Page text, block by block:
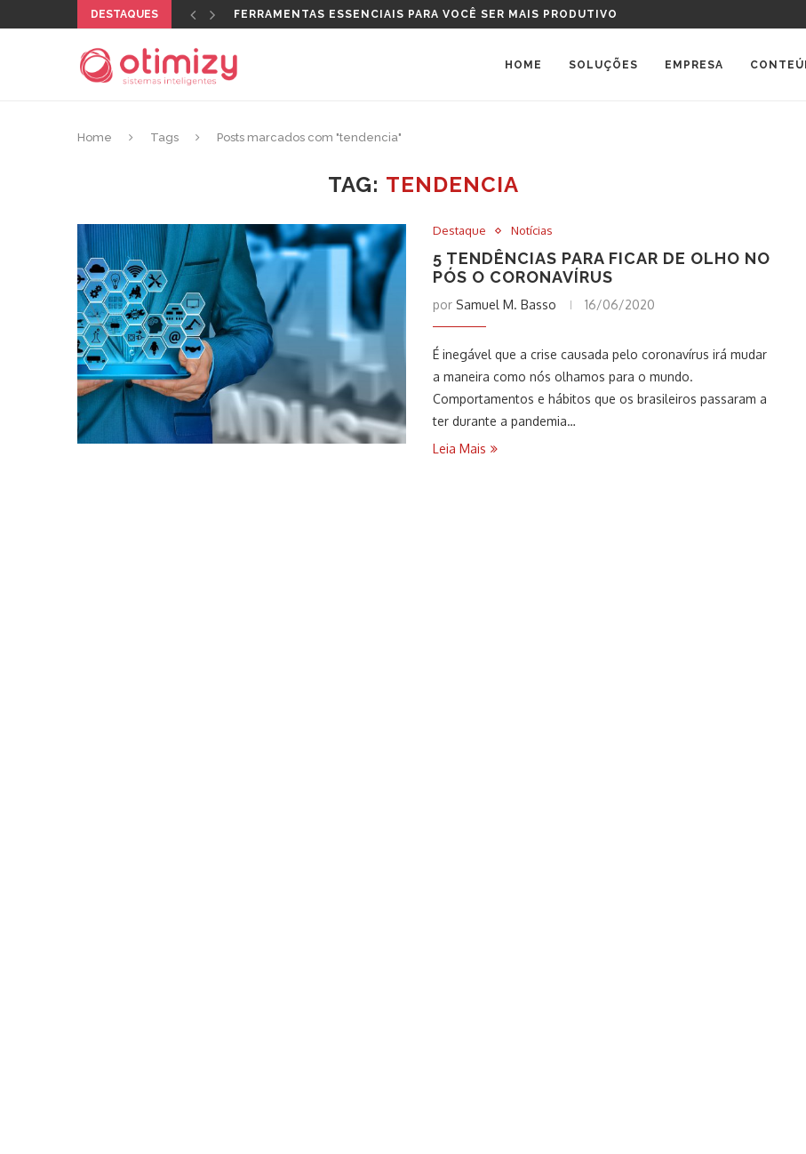
DESTAQUES FERRAMENTAS ESSENCIAIS PARA VOCÊ SER MAIS PRODUTIVO
HOME SOLUÇÕES EMPRESA
Home Tags Posts marcados com "tendencia"
TAG: TENDENCIA
Destaque Notícias
5 TENDÊNCIAS PARA FICAR DE OLHO NO
PÓS O CORONAVÍRUS
por Samuel M. Basso 16/06/2020
É inegável que a crise causada pelo coronavírus irá mudar
a maneira como nós olhamos para o mundo.
Comportamentos e hábitos que os brasileiros passaram a
ter durante a pandemia…
Leia Mais